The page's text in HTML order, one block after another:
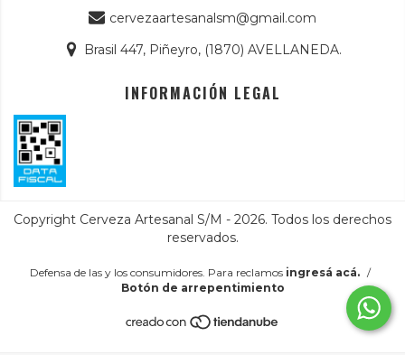
cervezaartesanalsm@gmail.com
Brasil 447, Piñeyro, (1870) AVELLANEDA.
INFORMACIÓN LEGAL
Copyright Cerveza Artesanal S/M - 2026. Todos los derechos
reservados.
Defensa de las y los consumidores. Para reclamos ingresá acá. /
Botón de arrepentimiento